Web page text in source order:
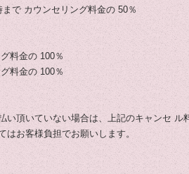
で カウンセリング料金の 50％
料金の 100％
料金の 100％
い頂いていない場合は、上記のキャンセ ル
お客様負担でお願いします。